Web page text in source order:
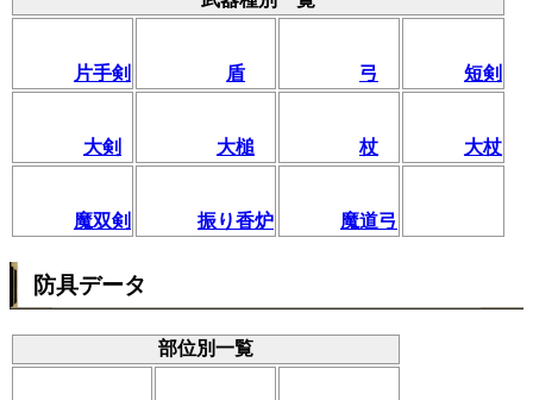
片手剣 盾 弓 短剣
大剣 大槌 杖 大杖
魔双剣 振り香炉 魔道弓
防具データ
部位別一覧